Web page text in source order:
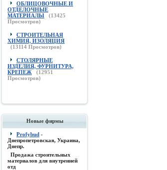
ОБЛИЦОВОЧНЫЕ И
ОТДЕЛОЧНЫЕ
МАТЕРИАЛЫ
(13425
Просмотров)
СТРОИТЕЛЬНАЯ
ХИМИЯ, ИЗОЛЯЦИЯ
(13114 Просмотров)
СТОЛЯРНЫЕ
ИЗДЕЛИЯ, ФУРНИТУРА,
КРЕПЕЖ
(12951
Просмотров)
Новые фирмы
Profybud -
Днепропетровская, Украина,
Днепр.
Продажа строительных
материалов для внутренней
отд